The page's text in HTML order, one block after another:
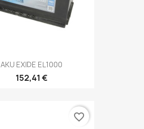
AKU EXIDE EL1000
152,41 €
favorite_border